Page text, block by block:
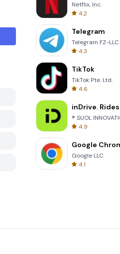
Netflix, Inc.
4.2
Telegram
Telegram FZ-LLC
4.3
TikTok
TikTok Pte. Ltd.
4.6
® SUOL
4.9
Google
Google LLC
4.1